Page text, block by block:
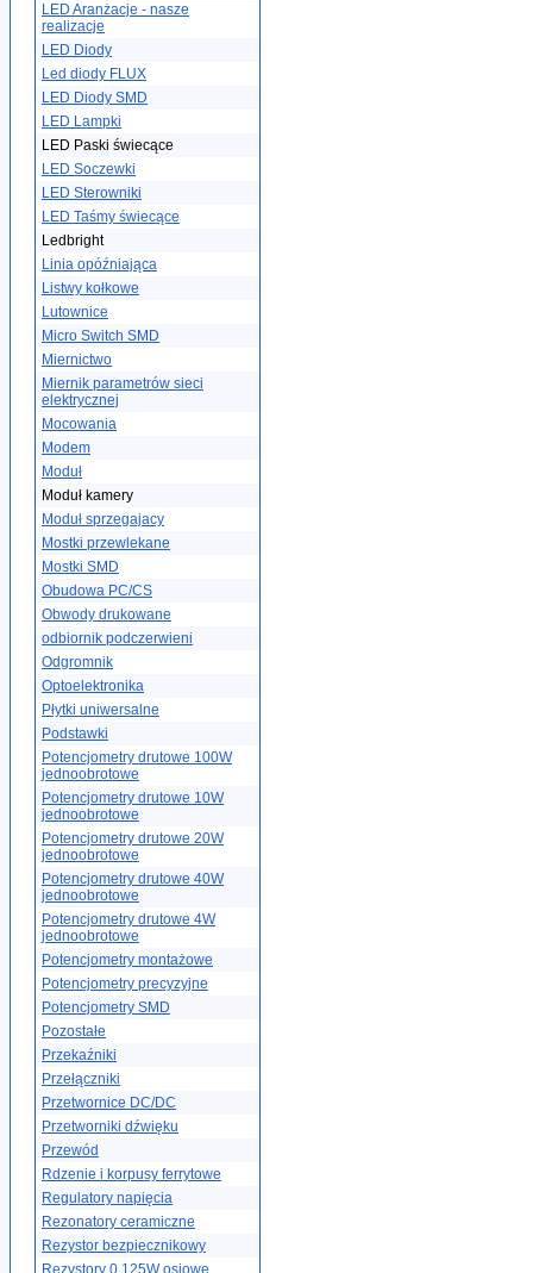
LED Aranżacje - nasze
realizacje
LED Diody
Led diody FLUX
LED Diody SMD
LED Lampki
LED Paski świecące
LED Soczewki
LED Sterowniki
LED Taśmy świecące
Ledbright
Linia opóźniająca
Listwy kołkowe
Lutownice
Micro Switch SMD
Miernictwo
Miernik parametrów sieci
elektrycznej
Mocowania
Modem
Moduł
Moduł kamery
Moduł sprzegajacy
Mostki przewlekane
Mostki SMD
Obudowa PC/CS
Obwody drukowane
odbiornik podczerwieni
Odgromnik
Optoelektronika
Płytki uniwersalne
Podstawki
Potencjometry drutowe 100W
jednoobrotowe
Potencjometry drutowe 10W
jednoobrotowe
Potencjometry drutowe 20W
jednoobrotowe
Potencjometry drutowe 40W
jednoobrotowe
Potencjometry drutowe 4W
jednoobrotowe
Potencjometry montażowe
Potencjometry precyzyjne
Potencjometry SMD
Pozostałe
Przekaźniki
Przełączniki
Przetwornice DC/DC
Przetworniki dźwięku
Przewód
Rdzenie i korpusy ferrytowe
Regulatory napięcia
Rezonatory ceramiczne
Rezystor bezpiecznikowy
Rezystory 0.125W osiowe